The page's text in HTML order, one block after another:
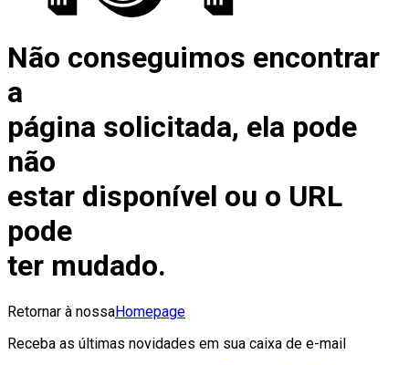
Não conseguimos encontrar
a
página solicitada, ela pode
não
estar disponível ou o URL
pode
ter mudado.
Retornar à nossaHomepage
Receba as últimas novidades em sua caixa de e-mail